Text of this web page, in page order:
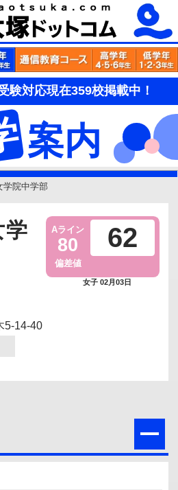
験対応現在359校掲載中！
案内
学院中学部
学
Aライン
80
偏差値
62
女子 02月03日